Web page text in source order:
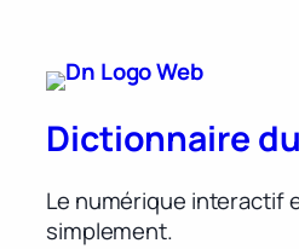
Dictionnaire
Le numérique interactif
simplement.